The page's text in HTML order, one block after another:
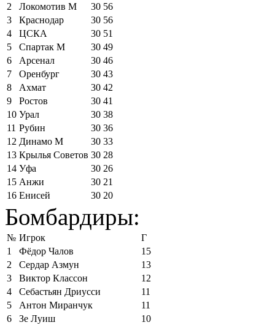
2
Локомотив М 30 56
3
Краснодар 30 56
4
ЦСКА 30 51
5
Спартак М 30 49
6
Арсенал 30 46
7
Оренбург 30 43
8
Ахмат 30 42
9
Ростов 30 41
10 Урал 30 38
11 Рубин 30 36
12 Динамо М 30 33
13 Крылья Советов 30 28
14 Уфа 30 26
15 Анжи 30 21
16 Енисей 30 20
Бомбардиры:
№ Игрок
Г
1
Фёдор Чалов
15
2
Сердар Азмун
13
3
Виктор Классон
12
4
Себастьян Дриусси
11
5
Антон Миранчук
11
6
Зе Луиш
10